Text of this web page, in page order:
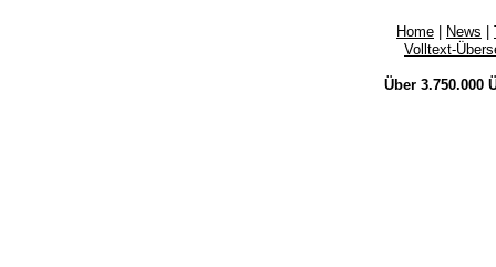
Home News
Volltext-
Über 3.750.000